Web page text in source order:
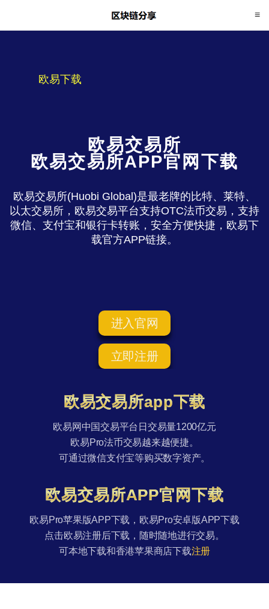
欧易下载
欧易交易所
欧易交易所APP官网下载
欧易交易所(Huobi Global)是最老牌的比特、莱特、
以太交易所，欧易交易平台支持OTC法币交易，支持
微信、支付宝和银行卡转账，安全方便快捷，欧易下
载官方APP链接。
进入官网
立即注册
欧易交易所app下载
欧易网中国交易平台日交易量1200亿元
欧易Pro法币交易越来越便捷。
可通过微信支付宝等购买数字资产。
欧易交易所APP官网下载
欧易Pro苹果版APP下载，欧易Pro安卓版APP下载
点击欧易注册后下载，随时随地进行交易。
可本地下载和香港苹果商店下载注册